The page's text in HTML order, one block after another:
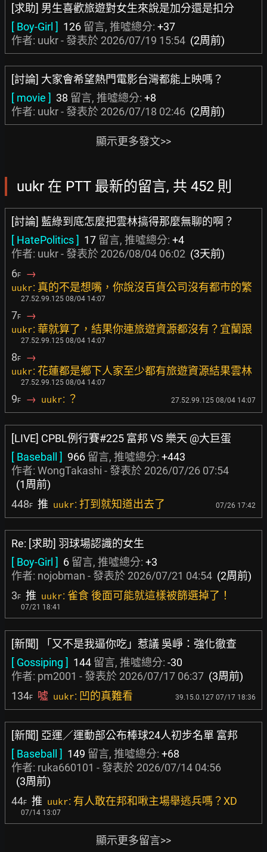
[求助] 男生喜歡旅遊對女生來說是加分還是扣分
[ Boy-Girl ] 126 留言, 推噓總分: +37
作者: uukr - 發表於 2026/07/19 15:54 (2周前)
[討論] 大家會希望熱門電影台灣都能上映嗎？
[ movie ] 38 留言, 推噓總分: +8
作者: uukr - 發表於 2026/07/18 02:46 (2周前)
顯示更多發文>>
uukr 在 PTT 最新的留言, 共 452 則
[討論] 藍綠到底怎麼把雲林搞得那麼無聊的啊？
[ HatePolitics ] 17 留言, 推噓總分: +4
作者: uukr - 發表於 2026/08/04 06:02 (3天前)
6F →
uukr: 真的不是想嘴，你說沒百貨公司沒有都市的繁
27.52.99.125 08/04 14:07
7F →
uukr: 華就算了，結果你連旅遊資源都沒有？宜蘭跟
27.52.99.125 08/04 14:07
8F →
uukr: 花蓮都是鄉下人家至少都有旅遊資源結果雲林
27.52.99.125 08/04 14:07
9F → uukr: ？ 27.52.99.125 08/04 14:07
[LIVE] CPBL例行賽#225 富邦 VS 樂天 @大巨蛋
[ Baseball ] 966 留言, 推噓總分: +443
作者: WongTakashi - 發表於 2026/07/26 07:54
(1周前)
448F 推 uukr: 打到就知道出去了 07/26 17:42
Re: [求助] 羽球場認識的女生
[ Boy-Girl ] 6 留言, 推噓總分: +3
作者: nojobman - 發表於 2026/07/21 04:54 (2周前)
3F 推 uukr: 雀食 後面可能就這樣被篩選掉了！
07/21 18:41
[新聞] 「又不是我逼你吃」惹議 吳崢：強化徹查
[ Gossiping ] 144 留言, 推噓總分: -30
作者: pm2001 - 發表於 2026/07/17 06:37 (3周前)
134F 噓 uukr: 凹的真難看 39.15.0.127 07/17 18:36
[新聞] 亞運／運動部公布棒球24人初步名單 富邦
[ Baseball ] 149 留言, 推噓總分: +68
作者: ruka660101 - 發表於 2026/07/14 04:56
(3周前)
44F 推 uukr: 有人敢在邦和啾主場舉逃兵嗎？XD
07/14 13:07
顯示更多留言>>